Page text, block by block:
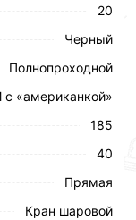
Возврат
(наличие чека
20
Черный
Полнопроходной
«американкой»
185
40
Прямая
Кран шаровой